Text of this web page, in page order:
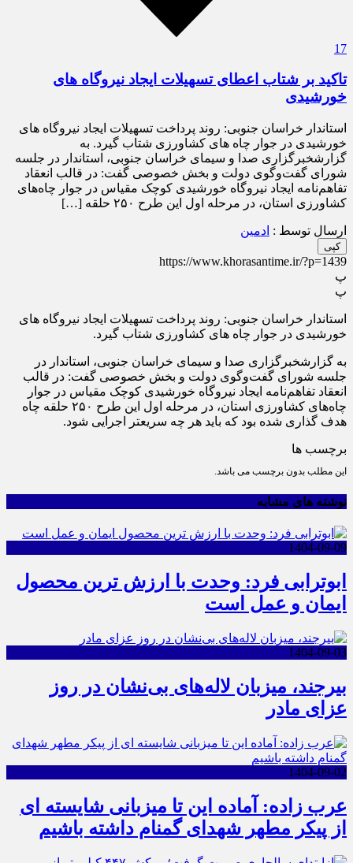
17
تاکید بر شتاب اعطای تسهیلات ایجاد نیروگاه های
خورشیدی
استاندار خراسان جنوبی: روند پرداخت تسهیلات ایجاد نیروگاه های
خورشیدی در جوار چاه های کشاورزی شتاب گیرد. به
گزارشخبرگزاری صدا و سیمای خراسان جنوبی، استاندار در جلسه
شورای گفت‌وگوی دولت و بخش خصوصی گفت: در قالب انعقاد
تفاهم‌نامه ایجاد نیروگاه خورشیدی کوچک مقیاس در جوار چاه‌های
کشاورزی استان، در مرحله اول این طرح ۲۵۰ حلقه […]
ارسال توسط : ادمین
کپی
https://www.khorasantime.ir/?p=1439
پ
پ
استاندار خراسان جنوبی: روند پرداخت تسهیلات ایجاد نیروگاه های
خورشیدی در جوار چاه های کشاورزی شتاب گیرد.
به گزارشخبرگزاری صدا و سیمای خراسان جنوبی، استاندار در
جلسه شورای گفت‌وگوی دولت و بخش خصوصی گفت: در قالب
انعقاد تفاهم‌نامه ایجاد نیروگاه خورشیدی کوچک مقیاس در جوار
چاه‌های کشاورزی استان، در مرحله اول این طرح ۲۵۰ حلقه چاه
هدف گذاری شده بود که باید هر چه سریعتر اجرایی شود.
برچسب ها
این مطلب بدون برچسب می باشد.
نوشته های مشابه
1404-09-09
ابوترابی فرد: وحدت با ارزش ترین محصول
ایمان و عمل است
1404-09-03
بیرجند، میزبان لاله‌های بی‌نشان در روز
عزای مادر
1404-09-02
عرب زاده: آماده این تا میزبانی شایسته ای
از پیکر مطهر شهدای گمنام داشته باشیم